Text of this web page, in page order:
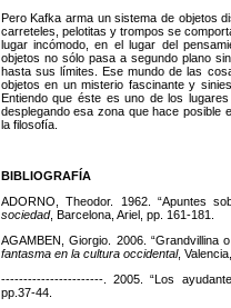
Pero Kafka arma un sistema de objetos
carreteles, pelotitas y trompos se
lugar incómodo, en el lugar del
objetos no sólo pasa a segundo plano
hasta sus límites. Ese mundo de las
objetos en un misterio fascinante y
Entiendo que éste es uno de los
desplegando esa zona que hace posible
la filosofía.
BIBLIOGRAFÍA
ADORNO, Theodor. 1962. “Apuntes
sociedad, Barcelona, Ariel, pp. 161-181.
AGAMBEN, Giorgio. 2006.
fantasma en la cultura occidental,
-----------------------. 2005. “Los
pp.37-44.